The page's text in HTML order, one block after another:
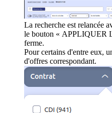
La recherche est relancée
le bouton « APPLIQUER
ferme.
Pour certains d'entre eux,
d'offres correspondant.